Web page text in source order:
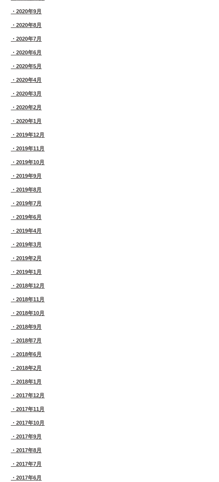
2020年9月
2020年8月
2020年7月
2020年6月
2020年5月
2020年4月
2020年3月
2020年2月
2020年1月
2019年12月
2019年11月
2019年10月
2019年9月
2019年8月
2019年7月
2019年6月
2019年4月
2019年3月
2019年2月
2019年1月
2018年12月
2018年11月
2018年10月
2018年9月
2018年7月
2018年6月
2018年2月
2018年1月
2017年12月
2017年11月
2017年10月
2017年9月
2017年8月
2017年7月
2017年6月